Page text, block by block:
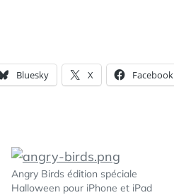
Bluesky X Facebook
Angry Birds édition spéciale
Halloween pour iPhone et iPad